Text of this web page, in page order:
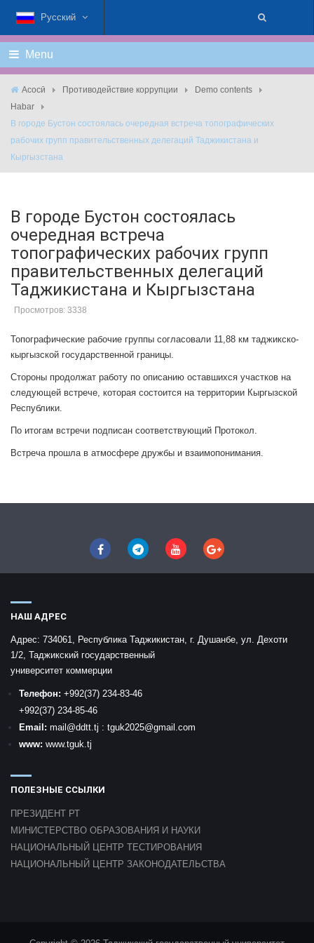
Русский
Menu
Асосӣ Противодействие коррупции
Demo contents
Habar
В городе Бустон состоялась очередная встреча топографических
рабочих групп правительственных делегаций Таджикистана и
Кыргызстана
В городе Бустон состоялась
очередная встреча
топографических рабочих групп
правительственных делегаций
Таджикистана и Кыргызстана
Просмотров: 3338
Топографические рабочие группы согласовали 11,88 км таджикско-
кыргызской государственной границы.
Стороны продолжат работу по описанию оставшихся участков на
следующей встрече, которая состоится на территории Кыргызской
Республики.
По итогам встречи подписан соответствующий Протокол.
Встреча прошла в атмосфере дружбы и взаимопонимания.
НАШ АДРЕС
Адрес: 734061, Республика Таджикистан, г. Душанбе, ул. Дехоти
1/2, Таджикский государственный
университет коммерции
Телефон: +992(37) 234-83-46
+992(37) 234-85-46
Email: mail @ddtt.tj : tguk2025@gmail.com
www: www.tguk.tj
ПОЛЕЗНЫЕ ССЫЛКИ
ПРЕЗИДЕНТ РТ
МИНИСТЕРСТВО ОБРАЗОВАНИЯ И НАУКИ
НАЦИОНАЛЬНЫЙ ЦЕНТР ТЕСТИРОВАНИЯ
НАЦИОНАЛЬНЫЙ ЦЕНТР ЗАКОНОДАТЕЛЬСТВА